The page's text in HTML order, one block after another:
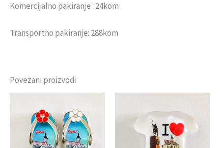
Komercijalno pakiranje : 24kom
Transportno pakiranje: 288kom
Povezani proizvodi